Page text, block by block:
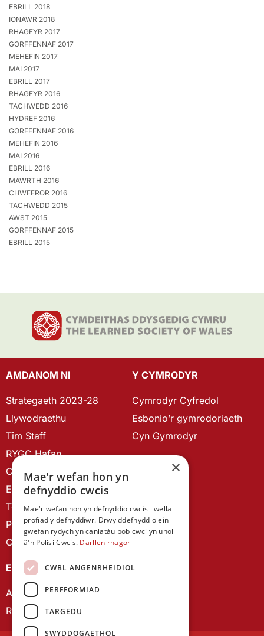
EBRILL 2018
IONAWR 2018
RHAGFYR 2017
GORFFENNAF 2017
MEHEFIN 2017
MAI 2017
EBRILL 2017
RHAGFYR 2016
TACHWEDD 2016
HYDREF 2016
GORFFENNAF 2016
MEHEFIN 2016
MAI 2016
EBRILL 2016
MAWRTH 2016
CHWEFROR 2016
TACHWEDD 2015
AWST 2015
GORFFENNAF 2015
EBRILL 2015
AMDANOM NI
Strategaeth 2023-28
Llywodraethu
Tîm Staff
RYGC Hafan
Canllawiau brandio
Ein Hanes
Telerau ac Amodau
Polisi Preifatrwydd
Cysylltu â ni
Y CYMRODYR
Cymrodyr Cyfredol
Esbonio’r gymrodoriaeth
Cyn Gymrodyr
EIN CYHOEDDIADAU
Astudiaethau Cymreig
Rhwydwaith Ymchwil Gyrfa Cynnar
×
Mae'r wefan hon yn
defnyddio cwcis
Mae'r wefan hon yn defnyddio cwcis i wella
profiad y defnyddiwr. Drwy ddefnyddio ein
gwefan rydych yn caniatáu bob cwci yn unol
â'n Polisi Cwcis. Darllen rhagor
CWBL ANGENRHEIDIOL
PERFFORMIAD
TARGEDU
SWYDDOGAETHOL